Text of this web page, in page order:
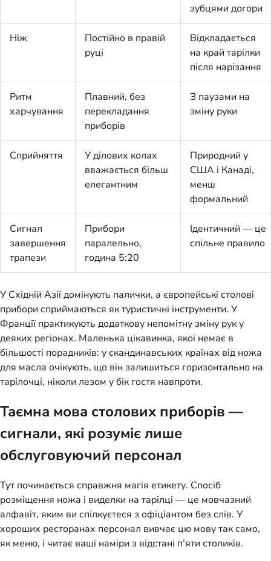
зубцями догори
Ніж
Постійно в правій
руці
Відкладається
на край тарілки
після нарізання
Ритм
харчування
Плавний, без
перекладання
приборів
З паузами на
зміну руки
Сприйняття
У ділових колах
вважається більш
елегантним
Природний у
США і Канаді,
менш
формальний
Сигнал
завершення
трапези
Прибори
паралельно,
година 5:20
Ідентичний — це
спільне правило
У Східній Азії домінують палички, а європейські столові
прибори сприймаються як туристичні інструменти. У
Франції практикують додаткову непомітну зміну рук у
деяких регіонах. Маленька цікавинка, якої немає в
більшості порадників: у скандинавських країнах від ножа
для масла очікують, що він залишиться горизонтально на
тарілочці, ніколи лезом у бік гостя навпроти.
Таємна мова столових приборів —
сигнали, які розуміє лише
обслуговуючий персонал
Тут починається справжня магія етикету. Спосіб
розміщення ножа і виделки на тарілці — це мовчазний
алфавіт, яким ви спілкуєтеся з офіціантом без слів. У
хороших ресторанах персонал вивчає цю мову так само,
як меню, і читає ваші наміри з відстані п’яти столиків.